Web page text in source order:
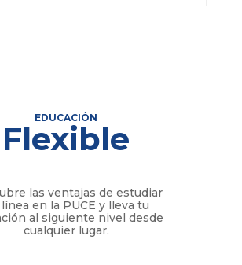
EDUCACIÓN
Flexible
las ventajas de estudiar
en la PUCE y lleva tu
al siguiente nivel desde
cualquier lugar.